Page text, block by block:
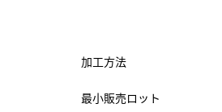
加工方法
最小販売ロット